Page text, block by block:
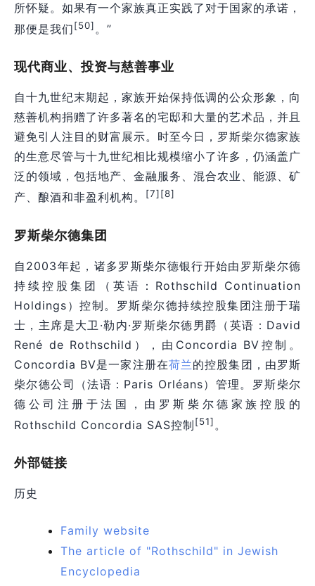
所怀疑。如果有一个家族真正实践了对于国家的承诺，
那便是我们[50]。”
现代商业、投资与慈善事业
自十九世纪末期起，家族开始保持低调的公众形象，向
慈善机构捐赠了许多著名的宅邸和大量的艺术品，并且
避免引人注目的财富展示。时至今日，罗斯柴尔德家族
的生意尽管与十九世纪相比规模缩小了许多，仍涵盖广
泛的领域，包括地产、金融服务、混合农业、能源、矿
产、酿酒和非盈利机构。
[7][8]
罗斯柴尔德集团
自2003年起，诸多罗斯柴尔德银行开始由罗斯柴尔德
持续控股集团（英语：Rothschild Continuation
Holdings）控制。罗斯柴尔德持续控股集团注册于瑞
士，主席是大卫·勒内·罗斯柴尔德男爵（英语：David
René de Rothschild），由Concordia BV控制。
Concordia BV是一家注册在荷兰的控股集团，由罗斯
柴尔德公司（法语：Paris Orléans）管理。罗斯柴尔
德公司注册于法国，由罗斯柴尔德家族控股的
Rothschild Concordia SAS控制[51]。
外部链接
历史
Family website
The article of "Rothschild" in Jewish
Encyclopedia